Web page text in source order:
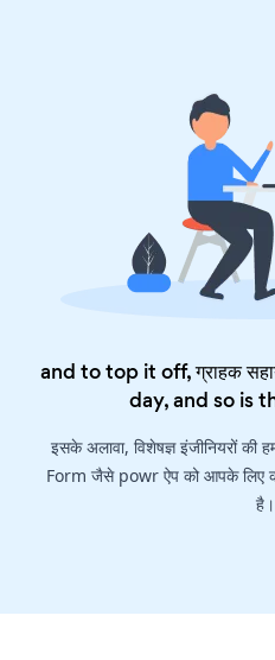
and to top it off, ग्राहक
day, and so is
इसके अलावा, विशेषज्ञ इंजीनियरों
Form जैसे powr ऐप को आपके लिए
है।